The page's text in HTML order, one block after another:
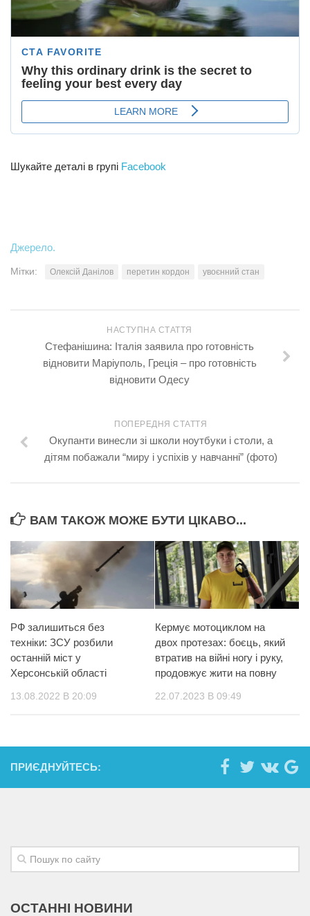
Шукайте деталі в групі Facebook
Джерело.
Мітки: Олексій Данілов перетин кордон увоєнний стан
НАСТУПНА СТАТТЯ
Стефанішина: Італія заявила про готовність
відновити Маріуполь, Греція – про готовність
відновити Одесу
ПОПЕРЕДНЯ СТАТТЯ
Окупанти винесли зі школи ноутбуки і столи, а
дітям побажали “миру і успіхів у навчанні” (фото)
ВАМ ТАКОЖ МОЖЕ БУТИ ЦІКАВО...
РФ залишиться без
техніки: ЗСУ розбили
останній міст у
Херсонській області
13.08.2022 В 20:09
Кермує мотоциклом на
двох протезах: боєць, який
втратив на війні ногу і руку,
продовжує жити на повну
22.07.2023 В 09:49
ПРИЄДНУЙТЕСЬ:
ОСТАННІ НОВИНИ